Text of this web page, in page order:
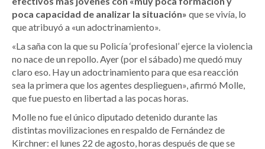
poca capacidad de analizar la situación» que se vivía, lo
que atribuyó a «un adoctrinamiento».
«La saña con la que su Policía ‘profesional’ ejerce la violencia
no nace de un repollo. Ayer (por el sábado) me quedó muy
claro eso. Hay un adoctrinamiento para que esa reacción
sea la primera que los agentes desplieguen», afirmó Molle,
que fue puesto en libertad a las pocas horas.
Molle no fue el único diputado detenido durante las
distintas movilizaciones en respaldo de Fernández de
Kirchner: el lunes 22 de agosto, horas después de que se